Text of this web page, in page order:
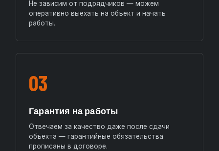
Не зависим от подрядчиков — можем
оперативно выехать на объект и начать
работы.
03
Гарантия на работы
Отвечаем за качество даже после сдачи
объекта — гарантийные обязательства
прописаны в договоре.